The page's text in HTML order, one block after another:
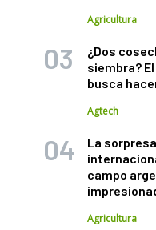
Agricultura
¿Dos
siembra?
busca
Agtech
La
campo
Agricultura